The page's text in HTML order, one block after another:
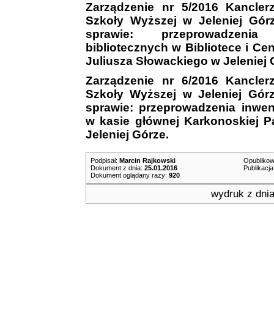
Zarządzenie nr 5/2016
Szkoły Wyższej w Jeleniej
sprawie:
bibliotecznych w Bibliotece i
Juliusza Słowackiego w Jeleniej
Zarządzenie nr 6/2016
Szkoły Wyższej w Jeleniej
sprawie: przeprowadzenia
w kasie głównej Karkonoskiej
Jeleniej Górze.
Podpisał: Marcin Rajkowski
Dokument z dnia: 25.01.2016
Dokument oglądany razy: 920
wydruk z